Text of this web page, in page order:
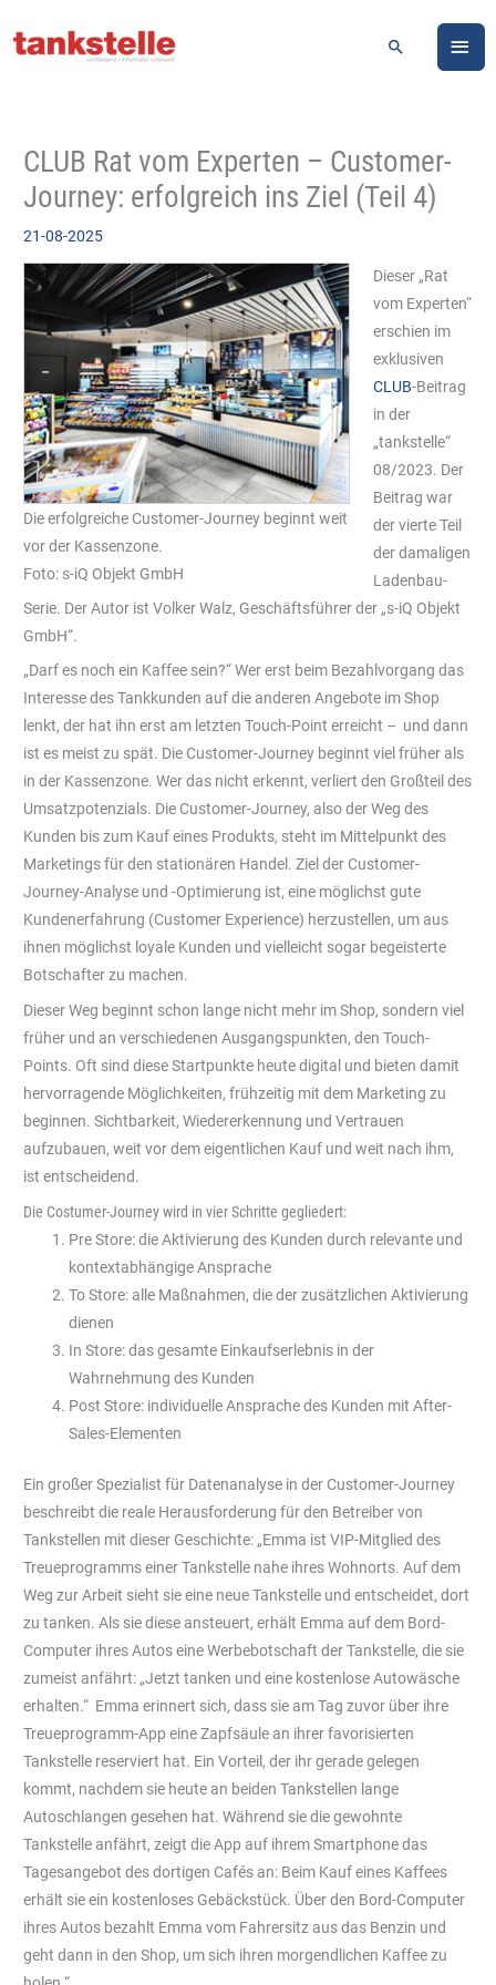
Inhalt
Suchen
CLUB Rat vom Experten – Customer-
Journey: erfolgreich ins Ziel (Teil 4)
21-08-2025
Die erfolgreiche Customer-Journey beginnt weit
vor der Kassenzone.
Foto: s-iQ Objekt GmbH
Dieser „Rat
vom Experten“
erschien im
exklusiven
CLUB-Beitrag
in der
„tankstelle“
08/2023. Der
Beitrag war
der vierte Teil
der damaligen
Ladenbau-
Serie. Der Autor ist Volker Walz, Geschäftsführer der „s-iQ Objekt
GmbH“.
„Darf es noch ein Kaffee sein?“ Wer erst beim Bezahlvorgang das
Interesse des Tankkunden auf die anderen Angebote im Shop
lenkt, der hat ihn erst am letzten Touch-Point erreicht – und dann
ist es meist zu spät. Die Customer-Journey beginnt viel früher als
in der Kassenzone. Wer das nicht erkennt, verliert den Großteil des
Umsatzpotenzials. Die Customer-Journey, also der Weg des
Kunden bis zum Kauf eines Produkts, steht im Mittelpunkt des
Marketings für den stationären Handel. Ziel der Customer-
Journey-Analyse und -Optimierung ist, eine möglichst gute
Kundenerfahrung (Customer Experience) herzustellen, um aus
ihnen möglichst loyale Kunden und vielleicht sogar begeisterte
Botschafter zu machen.
Dieser Weg beginnt schon lange nicht mehr im Shop, sondern viel
früher und an verschiedenen Ausgangspunkten, den Touch-
Points. Oft sind diese Startpunkte heute digital und bieten damit
hervorragende Möglichkeiten, frühzeitig mit dem Marketing zu
beginnen. Sichtbarkeit, Wiedererkennung und Vertrauen
aufzubauen, weit vor dem eigentlichen Kauf und weit nach ihm,
ist entscheidend.
Die Costumer-Journey wird in vier Schritte gegliedert:
Pre Store: die Aktivierung des Kunden durch relevante und
kontextabhängige Ansprache
To Store: alle Maßnahmen, die der zusätzlichen Aktivierung
dienen
In Store: das gesamte Einkaufserlebnis in der
Wahrnehmung des Kunden
Post Store: individuelle Ansprache des Kunden mit After-
Sales-Elementen
Ein großer Spezialist für Datenanalyse in der Customer-Journey
beschreibt die reale Herausforderung für den Betreiber von
Tankstellen mit dieser Geschichte: „Emma ist VIP-Mitglied des
Treueprogramms einer Tankstelle nahe ihres Wohnorts. Auf dem
Weg zur Arbeit sieht sie eine neue Tankstelle und entscheidet, dort
zu tanken. Als sie diese ansteuert, erhält Emma auf dem Bord-
Computer ihres Autos eine Werbebotschaft der Tankstelle, die sie
zumeist anfährt: „Jetzt tanken und eine kostenlose Autowäsche
erhalten.“ Emma erinnert sich, dass sie am Tag zuvor über ihre
Treueprogramm-App eine Zapfsäule an ihrer favorisierten
Tankstelle reserviert hat. Ein Vorteil, der ihr gerade gelegen
kommt, nachdem sie heute an beiden Tankstellen lange
Autoschlangen gesehen hat. Während sie die gewohnte
Tankstelle anfährt, zeigt die App auf ihrem Smartphone das
Tagesangebot des dortigen Cafés an: Beim Kauf eines Kaffees
erhält sie ein kostenloses Gebäckstück. Über den Bord-Computer
ihres Autos bezahlt Emma vom Fahrersitz aus das Benzin und
geht dann in den Shop, um sich ihren morgendlichen Kaffee zu